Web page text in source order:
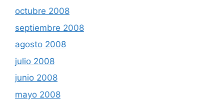
octubre 2008
septiembre 2008
agosto 2008
julio 2008
junio 2008
mayo 2008